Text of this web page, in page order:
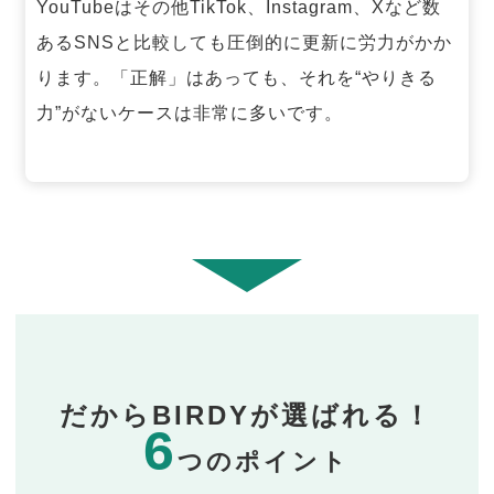
YouTubeはその他TikTok、Instagram、Xなど数
あるSNSと比較しても圧倒的に更新に労力がかか
ります。「正解」はあっても、それを“やりきる
力”がないケースは非常に多いです。
だからBIRDYが選ばれる！
6つのポイント